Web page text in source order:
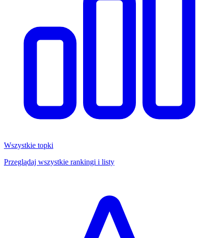
Wszystkie topki
Przeglądaj wszystkie rankingi i listy